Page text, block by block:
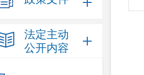
法定主动
公开内容